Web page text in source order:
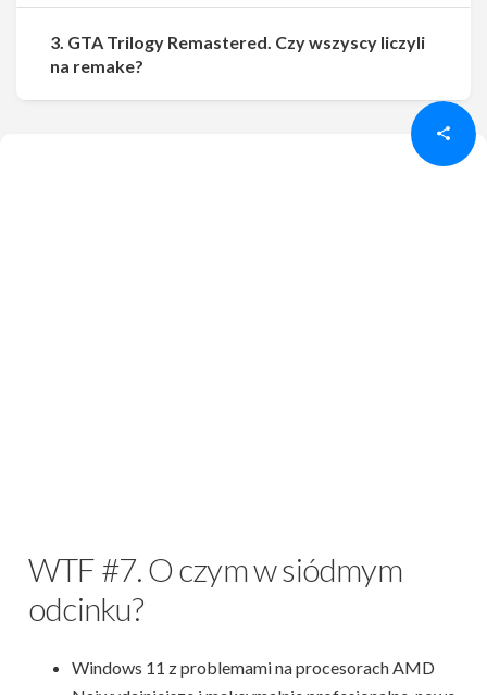
WTF #7. O czym w siódmym
odcinku?
Windows 11 z problemami na procesorach AMD
3. GTA Trilogy Remastered. Czy wszyscy liczyli
na remake?